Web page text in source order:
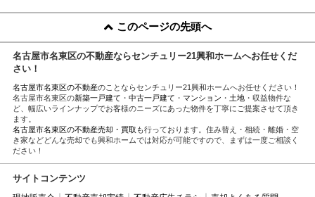
このページの先頭へ
名古屋市名東区の不動産ならセンチュリー21興和ホームへお任せくだ
さい！
名古屋市名東区の不動産のことならセンチュリー21興和ホームへお任せください！
名古屋市名東区の新築一戸建て ・ 中古一戸建て ・ マンション ・ 土地・収益物件な
ど、幅広いラインナップでお客様のニーズにあった物件を丁寧にご提案させて頂き
ます。
名古屋市名東区の不動産売却・買取 も行っております。住み替え・相続・離婚・空
き家などどんな売却でも興和ホームでは対応が可能ですので、まずは一度ご相談く
ださい！
サイトコンテンツ